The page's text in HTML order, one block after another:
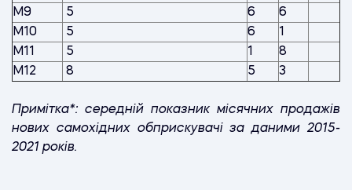
М9
5 6
6
М10
5 6
1
М11
5 1
8
М12
8 5 3
Примітка*: середній показник місячних продажів
нових самохідних обприскувачі за даними 2015-
2021 років.